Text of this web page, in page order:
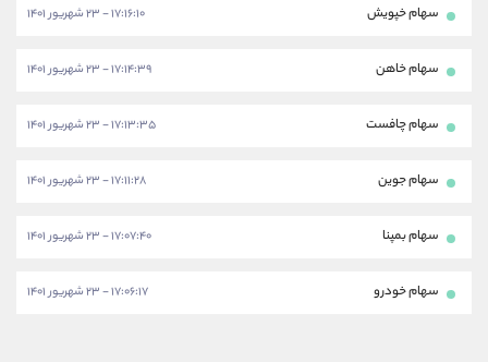
سهام خپویش ۱۷:۱۶:۱۰ - ۲۳ شهریور ۱۴۰۱
سهام خاهن ۱۷:۱۴:۳۹ - ۲۳ شهریور ۱۴۰۱
سهام چافست ۱۷:۱۳:۳۵ - ۲۳ شهریور ۱۴۰۱
سهام جوین ۱۷:۱۱:۲۸ - ۲۳ شهریور ۱۴۰۱
سهام بمپنا ۱۷:۰۷:۴۰ - ۲۳ شهریور ۱۴۰۱
سهام خودرو ۱۷:۰۶:۱۷ - ۲۳ شهریور ۱۴۰۱